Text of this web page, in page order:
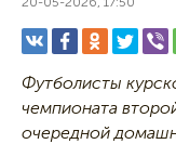
Футболисты
чемпионата
очередной